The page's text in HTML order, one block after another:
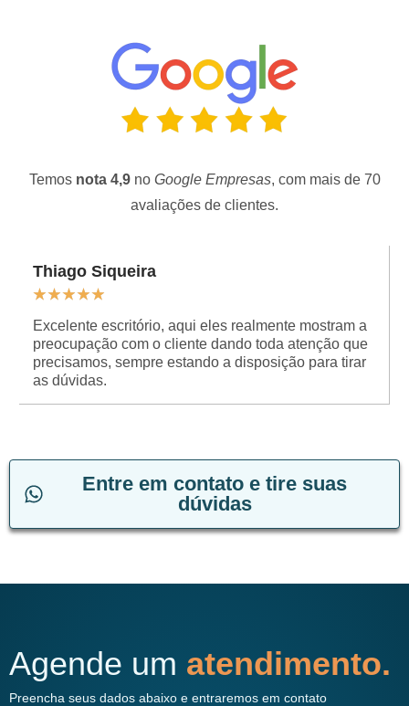
Temos nota 4,9 no Google Empresas, com mais de 70
avaliações de clientes.
Thiago Siqueira
★★★★★
Excelente escritório, aqui eles realmente mostram a
preocupação com o cliente dando toda atenção que
precisamos, sempre estando a disposição para tirar
as dúvidas.
Entre em contato e tire suas
dúvidas
Agende um atendimento.
Preencha seus dados abaixo e entraremos em contato